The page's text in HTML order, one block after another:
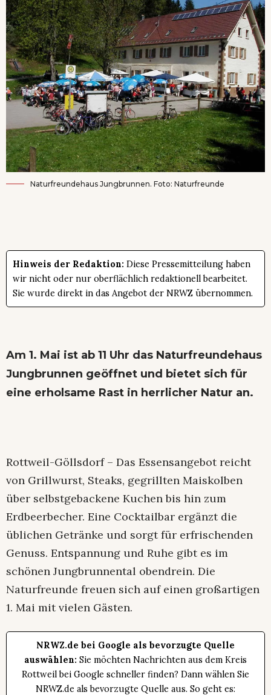
Naturfreundehaus Jungbrunnen. Foto: Naturfreunde
Hinweis der Redaktion: Diese Pressemitteilung haben
wir nicht oder nur oberflächlich redaktionell bearbeitet.
Sie wurde direkt in das Angebot der NRWZ übernommen.
Am 1. Mai ist ab 11 Uhr das Naturfreundehaus
Jungbrunnen geöffnet und bietet sich für
eine erholsame Rast in herrlicher Natur an.
Rottweil-Göllsdorf – Das Essensangebot reicht
von Grillwurst, Steaks, gegrillten Maiskolben
über selbstgebackene Kuchen bis hin zum
Erdbeerbecher. Eine Cocktailbar ergänzt die
üblichen Getränke und sorgt für erfrischenden
Genuss. Entspannung und Ruhe gibt es im
schönen Jungbrunnental obendrein. Die
Naturfreunde freuen sich auf einen großartigen
1. Mai mit vielen Gästen.
NRWZ.de bei Google als bevorzugte Quelle
auswählen: Sie möchten Nachrichten aus dem Kreis
Rottweil bei Google schneller finden? Dann wählen Sie
NRWZ.de als bevorzugte Quelle aus. So geht es: